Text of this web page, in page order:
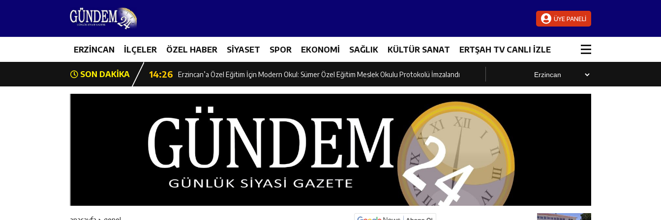
ÜYE PANELİ
ERZİNCAN İLÇELER ÖZEL HABER SİYASET SPOR EKONOMİ SAĞLIK KÜLTÜR SANAT ERTŞAH TV CANLI İZLE
SON DAKİKA
14:26 Geleceğin Üreticileri Tarım Teknolojileriyle Tanışıyor
14:26 Erzincan’a Özel Eğitim İçin Modern Okul: Sümer Özel Eğitim Meslek Okulu Protokolü İmzalandı
14:25 İl Müdürü Ünalan’dan Zengin Ailesine Taziye Ziyareti
14:24 İlk Durak Medine Müdafii Fahreddin Paşa’nın Kızının Kabri
Erzincan Aile ve Sosyal Hizmetler İl Müdürlüğünde Değerlendirme Toplantısı